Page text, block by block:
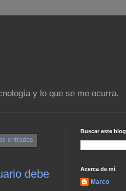
y lo que se me ocurra.
entradas
debe
Buscar este blog
Acerca de mí
Marco